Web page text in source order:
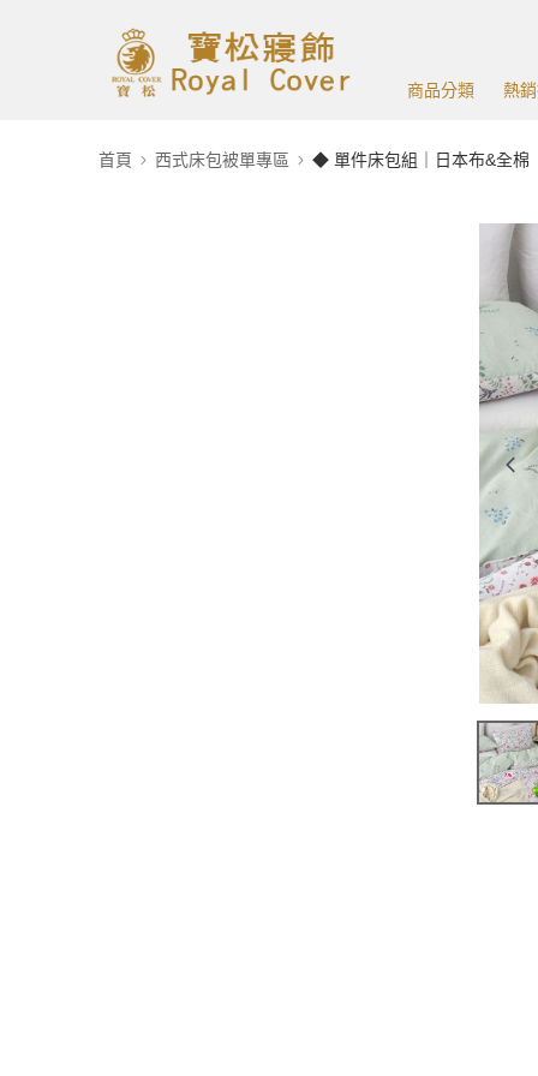
商品分類 熱
首頁 西式床包被單專區 ◆ 單件床包組｜日本布&全棉